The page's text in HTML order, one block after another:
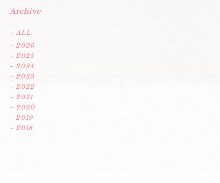
Archive
- ALL
- 2026
- 2025
- 2024
- 2023
- 2022
- 2021
- 2020
- 2019
- 2018